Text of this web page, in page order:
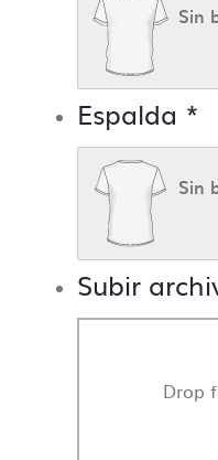
Sin
Espalda *
Sin
Subir
Drop